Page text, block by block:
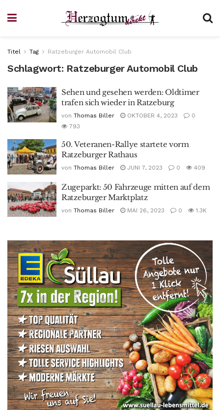
Titel Tag Ratzeburger Automobil Club
Schlagwort: Ratzeburger Automobil Club
Sehen und gesehen werden: Oldtimer
trafen sich wieder in Ratzeburg
von Thomas Biller OKTOBER 4, 2023
0
793
50. Veteranen-Rallye startete vorm
Ratzeburger Rathaus
von Thomas Biller JUNI 7, 2023 0 409
Zugeparkt: 50 Fahrzeuge mitten auf dem
Ratzeburger Marktplatz
von Thomas Biller MAI 26, 2023 0 1.3K